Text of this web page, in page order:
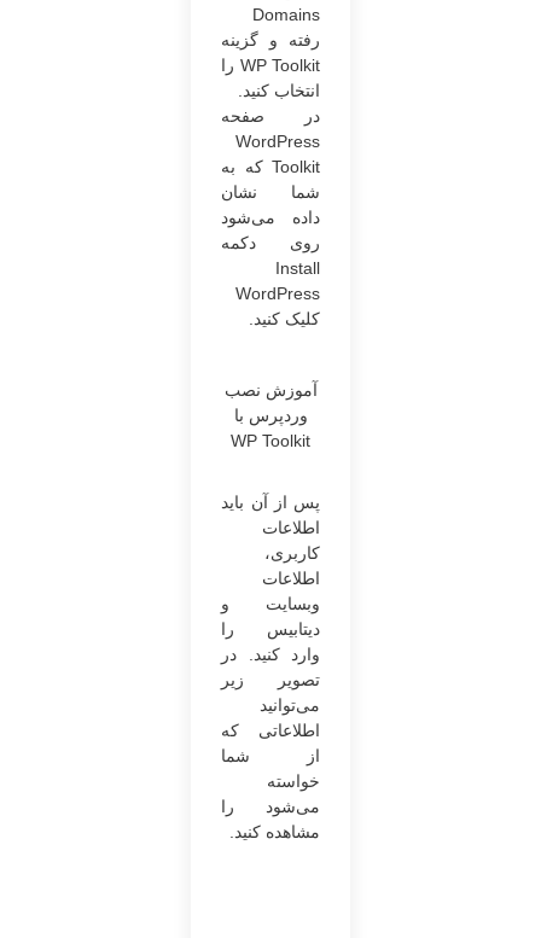
Domains
رفته و گزینه
WP Toolkit را
انتخاب کنید.
در صفحه
WordPress
Toolkit که به
شما نشان
داده می‌شود
روی دکمه
Install
WordPress
کلیک کنید.
آموزش نصب
وردپرس با
WP Toolkit
پس از آن باید
اطلاعات
کاربری،
اطلاعات
وبسایت و
دیتابیس را
وارد کنید. در
تصویر زیر
می‌توانید
اطلاعاتی که
از شما
خواسته
می‌شود را
مشاهده کنید.